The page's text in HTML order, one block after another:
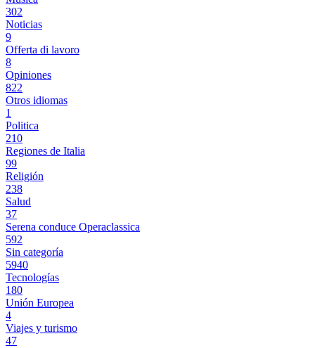
302
Noticias
9
Offerta di lavoro
8
Opiniones
822
Otros idiomas
1
Politica
210
Regiones de Italia
99
Religión
238
Salud
37
Serena conduce Operaclassica
592
Sin categoría
5940
Tecnologías
180
Unión Europea
4
Viajes y turismo
47